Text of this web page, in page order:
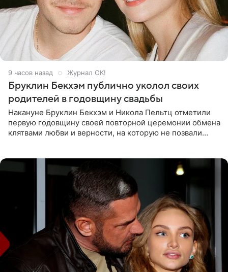
9 часов назад Журнал OK!
Бруклин Бекхэм публично уколол своих
родителей в годовщину свадьбы
Накануне Бруклин Бекхэм и Никола Пельтц отметили
первую годовщину своей повторной церемонии обмена
клятвами любви и верности, на которую не позвали